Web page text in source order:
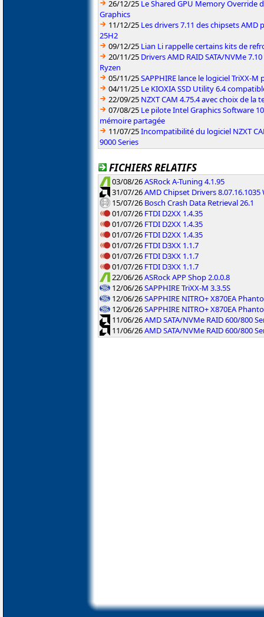
26/12/25 Le Shared GPU Memory Override
Graphics
11/12/25 Les drivers 7.11 des chipsets
25H2
09/12/25 Lian Li rappelle certains kits de
20/11/25 Drivers AMD RAID SATA/NVMe
Ryzen
05/11/25SAPPHIRE lance le logiciel TriXX-
04/11/25 Le KIOXIA SSD Utility 6.4
22/09/25 NZXT CAM 4.75.4 avec choix de la
07/08/25 Le pilote Intel Graphics Software
mémoire partagée
11/07/25Incompatibilité du logiciel NZXT
9000 Series
FICHIERS RELATIFS
03/08/26ASRock A-Tuning 4.1.95
31/07/26AMD Chipset Drivers 8.07.16.1035
15/07/26 Bosch Crash Data Retrieval 26.1
01/07/26 FTDI D2XX 1.4.35
01/07/26 FTDI D2XX 1.4.35
01/07/26 FTDI D2XX 1.4.35
01/07/26 FTDI D3XX 1.1.7
01/07/26 FTDI D3XX 1.1.7
01/07/26 FTDI D3XX 1.1.7
22/06/26ASRock APP Shop 2.0.0.8
12/06/26SAPPHIRE TriXX-M 3.3.5S
12/06/26SAPPHIRE NITRO+ X870EA
12/06/26SAPPHIRE NITRO+ X870EA
11/06/26AMD SATA/NVMe RAID 600/800
11/06/26AMD SATA/NVMe RAID 600/800